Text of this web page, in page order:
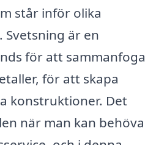
står inför olika
är en
för att sammanfoga
för att skapa
konstruktioner. Det
när man kan behöva